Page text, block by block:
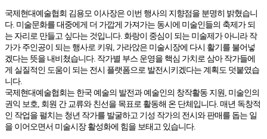
국제현대예술협회 김용모 이사장은 이번 행사의 지향점을 분명히 밝혔습니
다. 미술문화를 대중에게 더 가깝게 가져가는 동시에 미술인들의 축제가 되
는 자리로 만들고 싶다는 것입니다. 화랑이 중심이 되는 미술제가 아니라 작
가가 주인공이 되는 행사로 키워, 가라앉은 미술시장에 다시 활기를 불어넣
겠다는 뜻을 내비쳤습니다. 작가별 부스 운영을 핵심 가치로 삼아 작가들에
게 실질적인 도움이 되는 전시 플랫폼으로 발전시키겠다는 계획도 덧붙였습
니다.
국제현대예술협회는 한국 예술의 발전과 예술인의 창작활동 지원, 미술인의
권익 보호, 회원 간 교류와 친선을 목표로 활동해 온 단체입니다. 매년 독창적
인 작업을 펼치는 청년 작가를 발굴하고 기성 작가의 전시와 판매를 돕는 일
을 이어오면서 미술시장 활성화에 힘을 보태고 있습니다.